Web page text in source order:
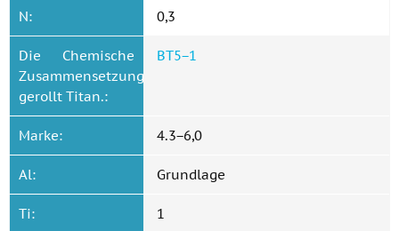
N: 0,3
Die Chemische
Zusammensetzung
gerollt Titan.:
ВТ5−1
Marke: 4.3−6,0
Al: Grundlage
Ti: 1